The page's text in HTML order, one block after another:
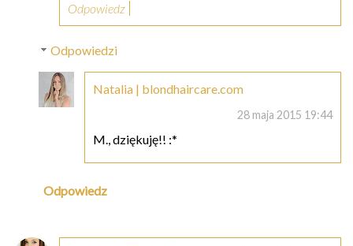
Odpowiedz
Odpowiedzi
Natalia | blondhaircare.com
28 maja 2015 19:44
M., dziękuję!! :*
Odpowiedz